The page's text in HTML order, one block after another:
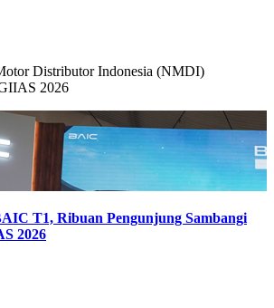
Distributor Indonesia (NMDI)
2026
T1, Ribuan Pengunjung Sambangi
2026